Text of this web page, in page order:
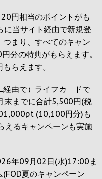
円相当のポイントがも
に当サイト経由で新規登
つまり、すべてのキャン
円分の特典がもらえます。
もらえます。
経由で）ライフカードで
末までに合計5,500円(税
(10,100円分)も
えるキャンペーンも実施
年09月02日(水)17:00ま
夏のキャンペーン